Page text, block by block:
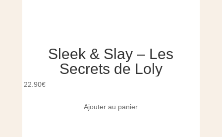
Sleek & Slay – Les
Secrets de Loly
22.90€
Ajouter au panier